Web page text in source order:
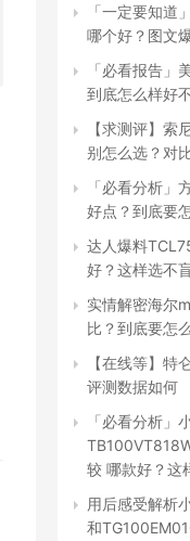
「一定要知
哪个好？图文
「必看报告」
到底怎么样好
【求测评】
别怎么选？对
「必看分析
好点？到底要
达人爆料
好？这样选不
实情解密海尔
比？到底要怎
【在线等】特
评测数据如何
「必看分析」
较 哪款好？这
用后感受解析
和